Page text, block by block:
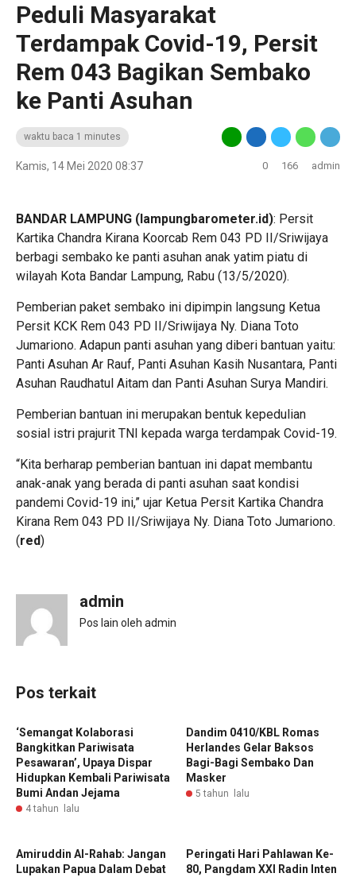
Peduli Masyarakat
Terdampak Covid-19, Persit
Rem 043 Bagikan Sembako
ke Panti Asuhan
waktu baca 1 minutes
Kamis, 14 Mei 2020 08:37 0 166 admin
BANDAR LAMPUNG (lampungbarometer.id): Persit
Kartika Chandra Kirana Koorcab Rem 043 PD II/Sriwijaya
berbagi sembako ke panti asuhan anak yatim piatu di
wilayah Kota Bandar Lampung, Rabu (13/5/2020).
Pemberian paket sembako ini dipimpin langsung Ketua
Persit KCK Rem 043 PD II/Sriwijaya Ny. Diana Toto
Jumariono. Adapun panti asuhan yang diberi bantuan yaitu:
Panti Asuhan Ar Rauf, Panti Asuhan Kasih Nusantara, Panti
Asuhan Raudhatul Aitam dan Panti Asuhan Surya Mandiri.
Pemberian bantuan ini merupakan bentuk kepedulian
sosial istri prajurit TNI kepada warga terdampak Covid-19.
“Kita berharap pemberian bantuan ini dapat membantu
anak-anak yang berada di panti asuhan saat kondisi
pandemi Covid-19 ini,” ujar Ketua Persit Kartika Chandra
Kirana Rem 043 PD II/Sriwijaya Ny. Diana Toto Jumariono.
(red)
admin
Pos lain oleh admin
Pos terkait
‘Semangat Kolaborasi
Bangkitkan Pariwisata
Pesawaran’, Upaya Dispar
Hidupkan Kembali Pariwisata
Bumi Andan Jejama
4 tahun lalu
Dandim 0410/KBL Romas
Herlandes Gelar Baksos
Bagi-Bagi Sembako Dan
Masker
5 tahun lalu
Amiruddin Al-Rahab: Jangan
Lupakan Papua Dalam Debat
‎Peringati Hari Pahlawan Ke-
80, Pangdam XXI Radin Inten